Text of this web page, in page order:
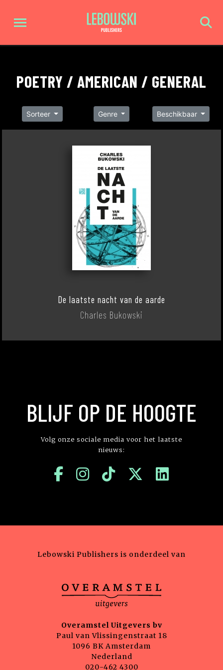
POETRY / AMERICAN / GENERAL
Sorteer Genre Beschikbaar
De laatste nacht van de aarde
Charles Bukowski
BLIJF OP DE HOOGTE
Volg onze sociale media voor het laatste
nieuws:
Lebowski Publishers is onderdeel van
Overamstel Uitgevers bv
Paul van Vlissingenstraat 18
1096 BK Amsterdam
Nederland
020-462 4300